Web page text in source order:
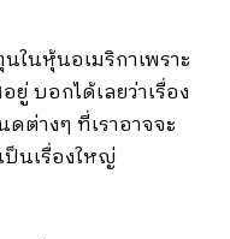
ในหุ้นอเมริกาเพราะ
บอกได้เลยว่าเรื่อง
ต่างๆ ที่เราอาจจะ
นเรื่องใหญ่